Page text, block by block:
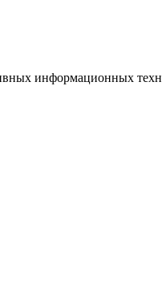
информационных